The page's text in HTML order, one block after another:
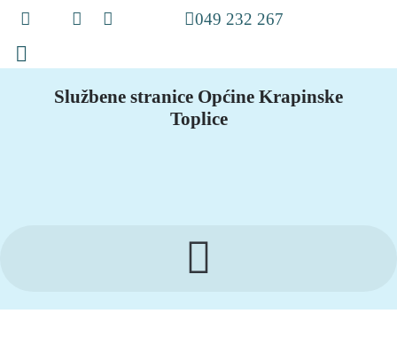
049 232 267
Službene stranice Općine Krapinske
Toplice